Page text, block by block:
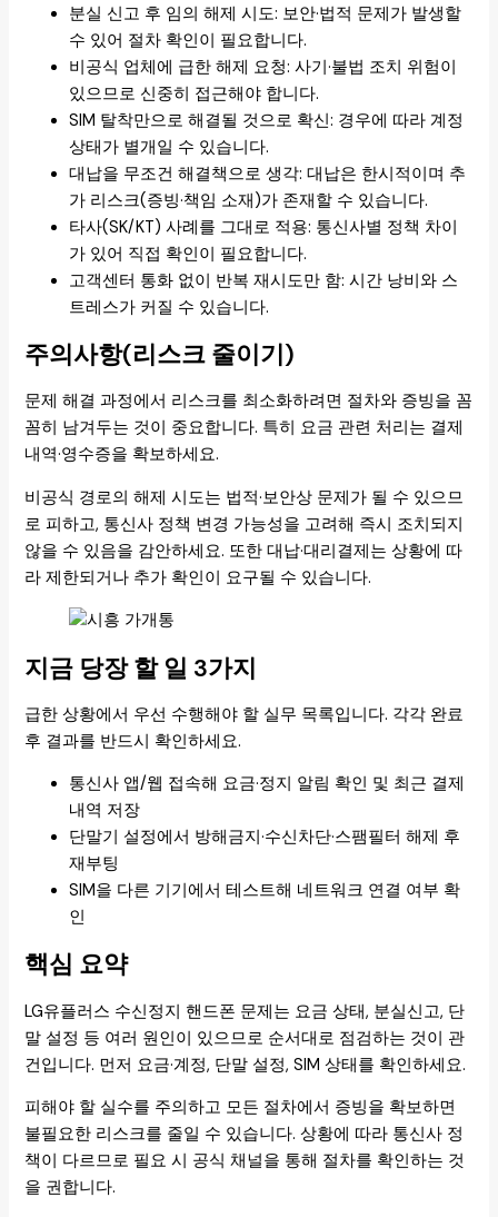
분실 신고 후 임의 해제 시도: 보안·법적 문제가 발생할
수 있어 절차 확인이 필요합니다.
비공식 업체에 급한 해제 요청: 사기·불법 조치 위험이
있으므로 신중히 접근해야 합니다.
SIM 탈착만으로 해결될 것으로 확신: 경우에 따라 계정
상태가 별개일 수 있습니다.
대납을 무조건 해결책으로 생각: 대납은 한시적이며 추
가 리스크(증빙·책임 소재)가 존재할 수 있습니다.
타사(SK/KT) 사례를 그대로 적용: 통신사별 정책 차이
가 있어 직접 확인이 필요합니다.
고객센터 통화 없이 반복 재시도만 함: 시간 낭비와 스
트레스가 커질 수 있습니다.
주의사항(리스크 줄이기)
문제 해결 과정에서 리스크를 최소화하려면 절차와 증빙을 꼼
꼼히 남겨두는 것이 중요합니다. 특히 요금 관련 처리는 결제
내역·영수증을 확보하세요.
비공식 경로의 해제 시도는 법적·보안상 문제가 될 수 있으므
로 피하고, 통신사 정책 변경 가능성을 고려해 즉시 조치되지
않을 수 있음을 감안하세요. 또한 대납·대리결제는 상황에 따
라 제한되거나 추가 확인이 요구될 수 있습니다.
지금 당장 할 일 3가지
급한 상황에서 우선 수행해야 할 실무 목록입니다. 각각 완료
후 결과를 반드시 확인하세요.
통신사 앱/웹 접속해 요금·정지 알림 확인 및 최근 결제
내역 저장
단말기 설정에서 방해금지·수신차단·스팸필터 해제 후
재부팅
SIM을 다른 기기에서 테스트해 네트워크 연결 여부 확
인
핵심 요약
LG유플러스 수신정지 핸드폰 문제는 요금 상태, 분실신고, 단
말 설정 등 여러 원인이 있으므로 순서대로 점검하는 것이 관
건입니다. 먼저 요금·계정, 단말 설정, SIM 상태를 확인하세요.
피해야 할 실수를 주의하고 모든 절차에서 증빙을 확보하면
불필요한 리스크를 줄일 수 있습니다. 상황에 따라 통신사 정
책이 다르므로 필요 시 공식 채널을 통해 절차를 확인하는 것
을 권합니다.